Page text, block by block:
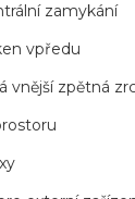
zamykání
vpředu
vnější zpětná